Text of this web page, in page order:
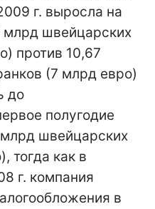
г. выросла на
млрд швейцарских
против 10,67
(7 млрд евро)
до
полугодие
швейцарских
тогда как в
г. компания
в